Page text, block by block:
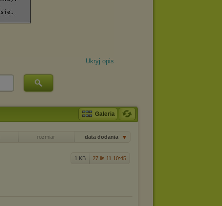
Ukryj opis
Galeria
rozmiar data dodania
1 KB 27 lis 11 10:45